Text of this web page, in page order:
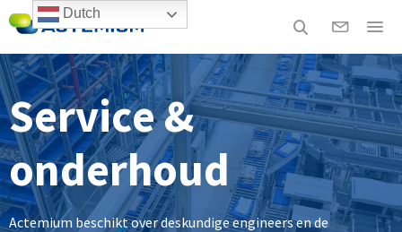
Service &
onderhoud
Actemium beschikt over deskundige engineers en de
Dutch